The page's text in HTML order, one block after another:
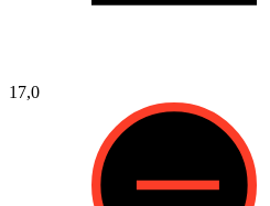
17,0